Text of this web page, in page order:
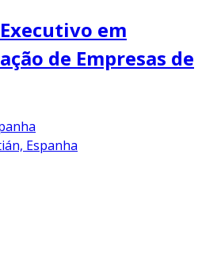
em
de Empresas de
Espanha